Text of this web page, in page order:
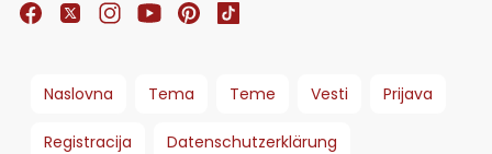
Naslovna Tema Teme Vesti Prijava
Registracija Datenschutzerklärung